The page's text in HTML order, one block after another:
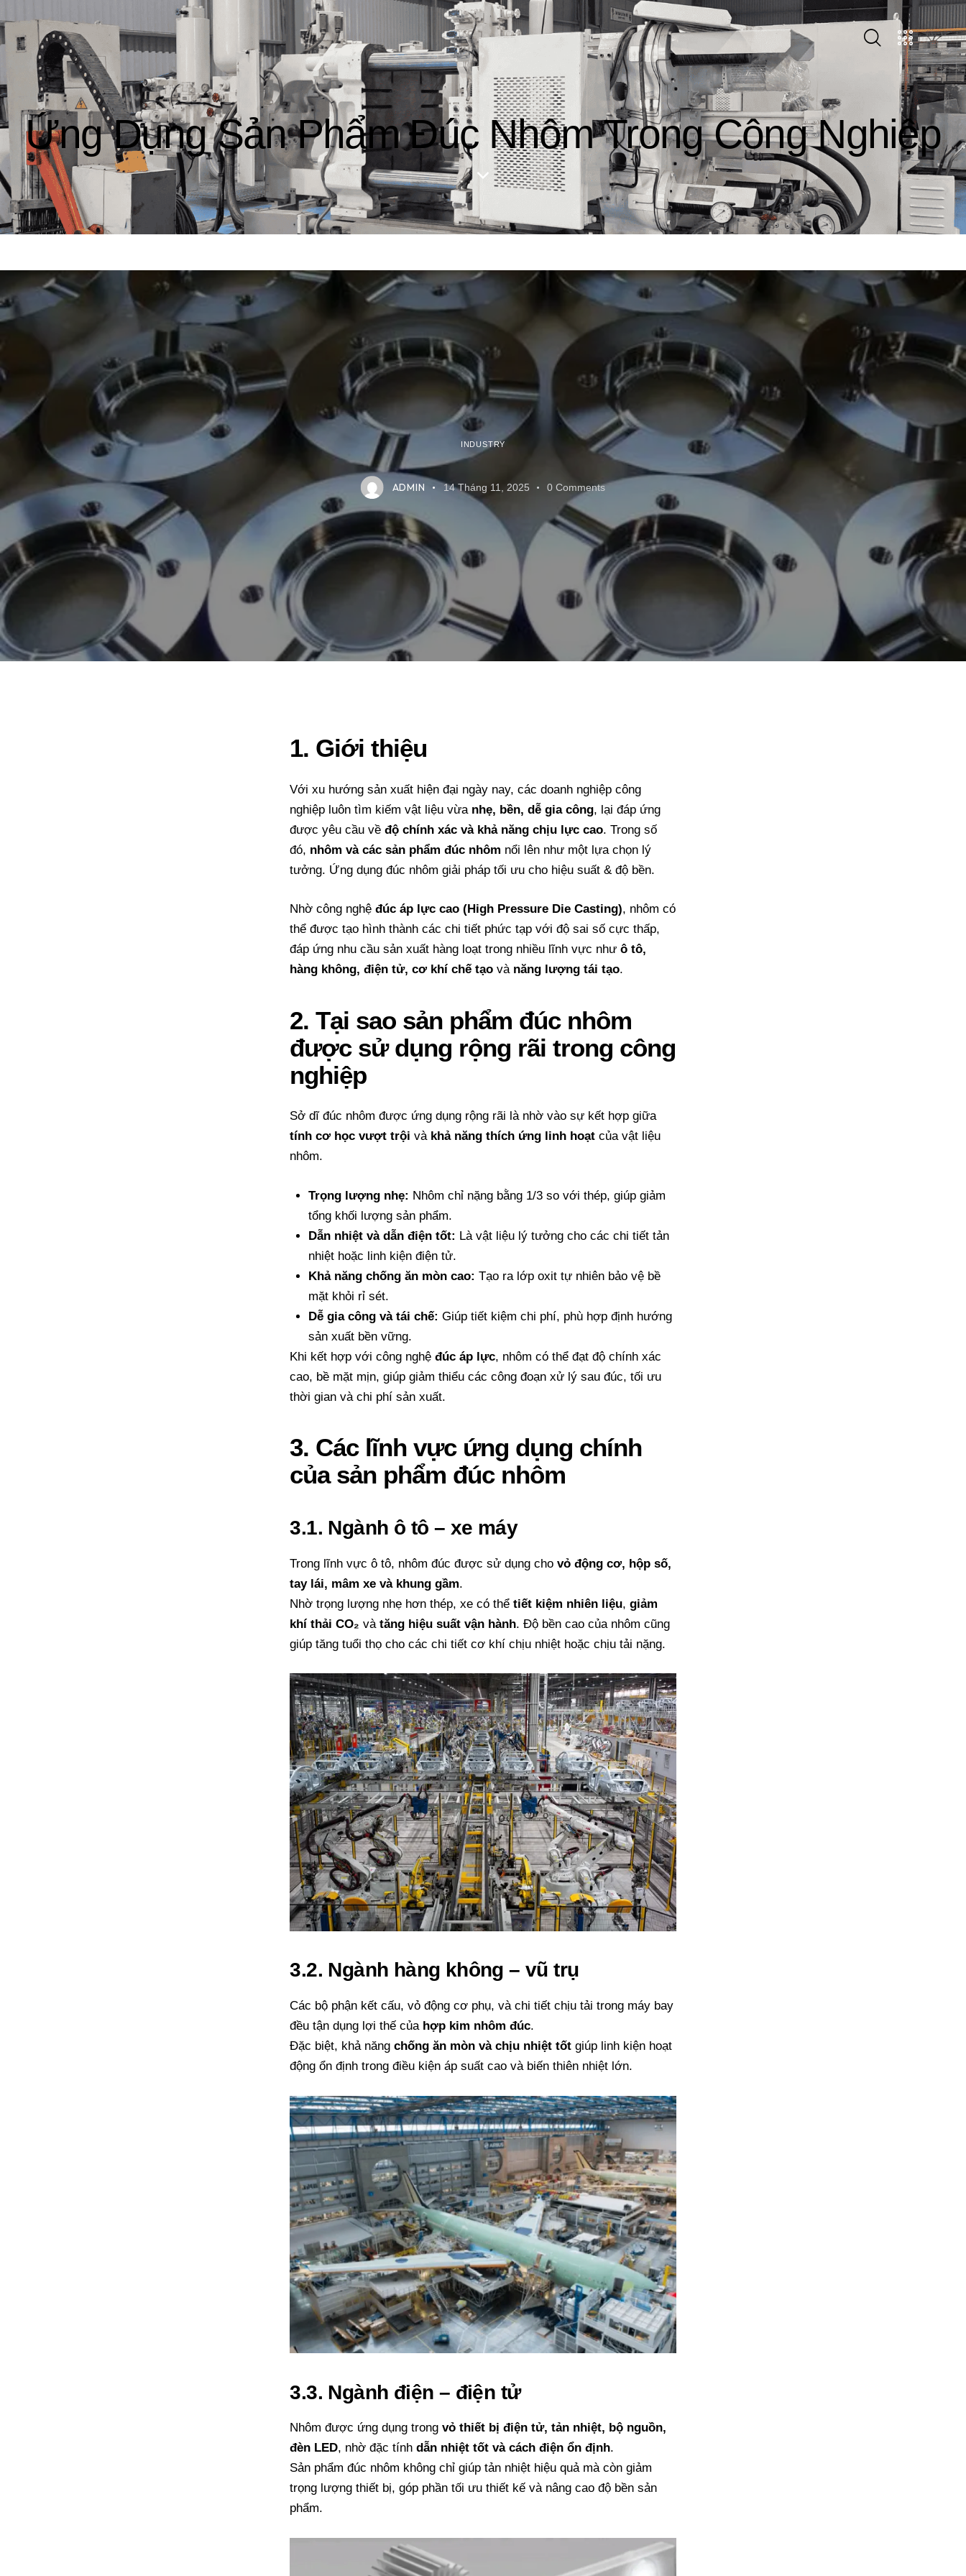
Ứng Dụng Sản Phẩm Đúc Nhôm Trong Công Nghiệp
INDUSTRY
ADMIN 14 Tháng 11, 2025 0 Comments
1. Giới thiệu
Với xu hướng sản xuất hiện đại ngày nay, các doanh nghiệp công
nghiệp luôn tìm kiếm vật liệu vừa nhẹ, bền, dễ gia công, lại đáp ứng
được yêu cầu vềđộ chính xác và khả năng chịu lực cao. Trong số
đó, nhôm và các sản phẩm đúc nhôm nổi lên như một lựa chọn lý
tưởng. Ứng dụng đúc nhôm giải pháp tối ưu cho hiệu suất & độ bền.
Nhờ công nghệđúc áp lực cao (High Pressure Die Casting), nhôm có
thể được tạo hình thành các chi tiết phức tạp với độ sai số cực thấp,
đáp ứng nhu cầu sản xuất hàng loạt trong nhiều lĩnh vực nhưô tô,
hàng không, điện tử, cơ khí chế tạo và năng lượng tái tạo.
2. Tại sao sản phẩm đúc nhôm
được sử dụng rộng rãi trong công
nghiệp
Sở dĩ đúc nhôm được ứng dụng rộng rãi là nhờ vào sự kết hợp giữa
tính cơ học vượt trội và khả năng thích ứng linh hoạt của vật liệu
nhôm.
Trọng lượng nhẹ: Nhôm chỉ nặng bằng 1/3 so với thép, giúp giảm
tổng khối lượng sản phẩm.
Dẫn nhiệt và dẫn điện tốt: Là vật liệu lý tưởng cho các chi tiết tản
nhiệt hoặc linh kiện điện tử.
Khả năng chống ăn mòn cao: Tạo ra lớp oxit tự nhiên bảo vệ bề
mặt khỏi rỉ sét.
Dễ gia công và tái chế: Giúp tiết kiệm chi phí, phù hợp định hướng
sản xuất bền vững.
Khi kết hợp với công nghệđúc áp lực, nhôm có thể đạt độ chính xác
cao, bề mặt mịn, giúp giảm thiểu các công đoạn xử lý sau đúc, tối ưu
thời gian và chi phí sản xuất.
3. Các lĩnh vực ứng dụng chính
của sản phẩm đúc nhôm
3.1. Ngành ô tô – xe máy
Trong lĩnh vực ô tô, nhôm đúc được sử dụng chovỏ động cơ, hộp số,
tay lái, mâm xe và khung gầm.
Nhờ trọng lượng nhẹ hơn thép, xe có thểtiết kiệm nhiên liệu,giảm
khí thải CO₂ vàtăng hiệu suất vận hành. Độ bền cao của nhôm cũng
giúp tăng tuổi thọ cho các chi tiết cơ khí chịu nhiệt hoặc chịu tải nặng.
3.2. Ngành hàng không – vũ trụ
Các bộ phận kết cấu, vỏ động cơ phụ, và chi tiết chịu tải trong máy bay
đều tận dụng lợi thế của hợp kim nhôm đúc.
Đặc biệt, khả năngchống ăn mòn và chịu nhiệt tốt giúp linh kiện hoạt
động ổn định trong điều kiện áp suất cao và biến thiên nhiệt lớn.
3.3. Ngành điện – điện tử
Nhôm được ứng dụng trongvỏ thiết bị điện tử, tản nhiệt, bộ nguồn,
đèn LED, nhờ đặc tínhdẫn nhiệt tốt và cách điện ổn định.
Sản phẩm đúc nhôm không chỉ giúp tản nhiệt hiệu quả mà còn giảm
trọng lượng thiết bị, góp phần tối ưu thiết kế và nâng cao độ bền sản
phẩm.